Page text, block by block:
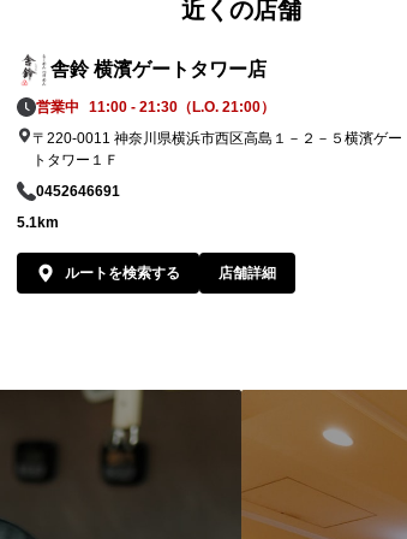
近くの店舗
舎鈴 横濱ゲートタワー店
営業中
11:00 - 21:30（L.O. 21:00）
〒220-0011 神奈川県横浜市西区高島１－２－５横濱ゲー
トタワー１Ｆ
0452646691
5.1km
ルートを検索する 店舗詳細